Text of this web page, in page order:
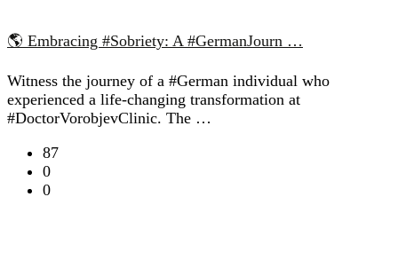
🌎 Embracing #Sobriety: A #GermanJourn …
Witness the journey of a #German individual who
experienced a life-changing transformation at
#DoctorVorobjevClinic. The …
87
0
0